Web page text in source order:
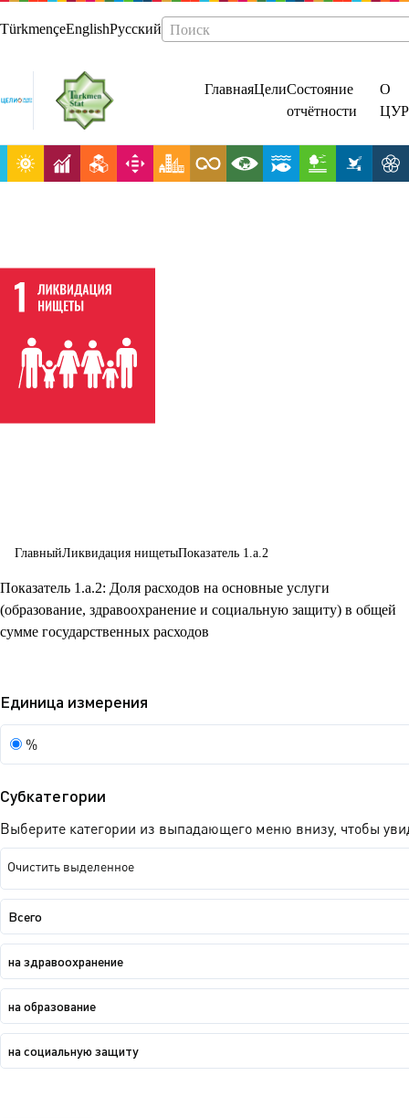
TürkmençeEnglishРусский Поиск
ГлавнаяЦелиСостояние
отчётности
О
ЦУР
ГлавныйЛиквидация нищетыПоказатель 1.a.2
Показатель 1.a.2: Доля расходов на основные услуги
(образование, здравоохранение и социальную защиту) в общей
сумме государственных расходов